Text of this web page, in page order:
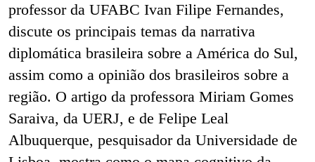
professor da UFABC Ivan Filipe Fernandes,
discute os principais temas da narrativa
diplomática brasileira sobre a América do Sul,
assim como a opinião dos brasileiros sobre a
região. O artigo da professora Miriam Gomes
Saraiva, da UERJ, e de Felipe Leal
Albuquerque, pesquisador da Universidade de